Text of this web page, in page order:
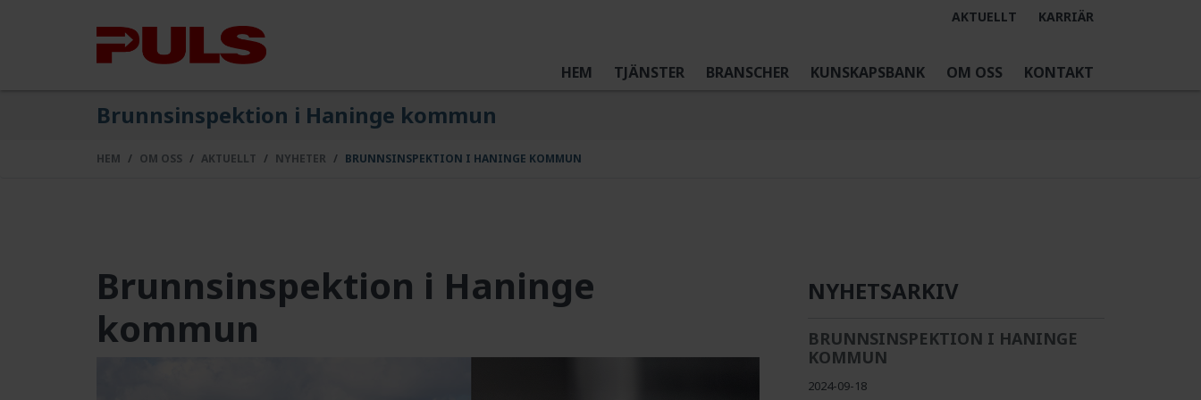
AKTUELLT KARRIÄR
HEM TJÄNSTER BRANSCHER KUNSKAPSBANK OM OSS KONTAKT
Brunnsinspektion i Haninge kommun
HEM OM OSS AKTUELLT NYHETER BRUNNSINSPEKTION I HANINGE KOMMUN
Brunnsinspektion i Haninge
kommun
NYHETSARKIV
BRUNNSINSPEKTION I HANINGE
KOMMUN
2024-09-18